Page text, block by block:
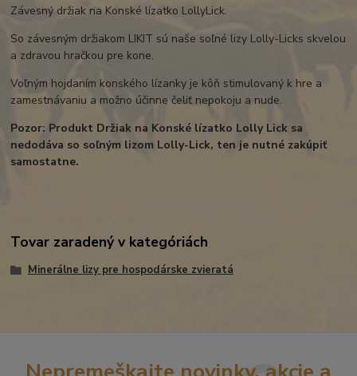
Závesný držiak na Konské lízatko LollyLick.
So závesným držiakom LIKIT sú naše soľné lizy Lolly-Licks skvelou
a zdravou hračkou pre kone.
Voľným hojdaním konského lízanky je kôň stimulovaný k hre a
zamestnávaniu a možno účinne čeliť nepokoju a nude.
Pozor: Produkt Držiak na Konské lízatko Lolly Lick sa
nedodáva so soľným lizom Lolly-Lick, ten je nutné zakúpiť
samostatne.
Tovar zaradený v kategóriách
Minerálne lizy pre hospodárske zvieratá